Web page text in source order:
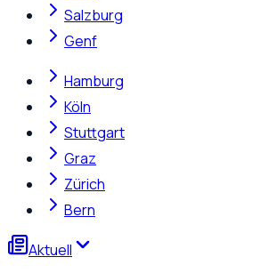
Salzburg
Genf
Hamburg
Köln
Stuttgart
Graz
Zürich
Bern
Aktuell